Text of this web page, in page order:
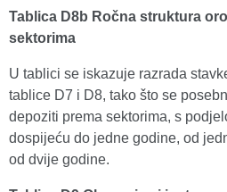
Tablica D8b Ročna struktura
sektorima
U tablici se iskazuje razrada
tablice D7 i D8, tako što se
depoziti prema sektorima, s
dospijeću do jedne godine, od
od dvije godine.